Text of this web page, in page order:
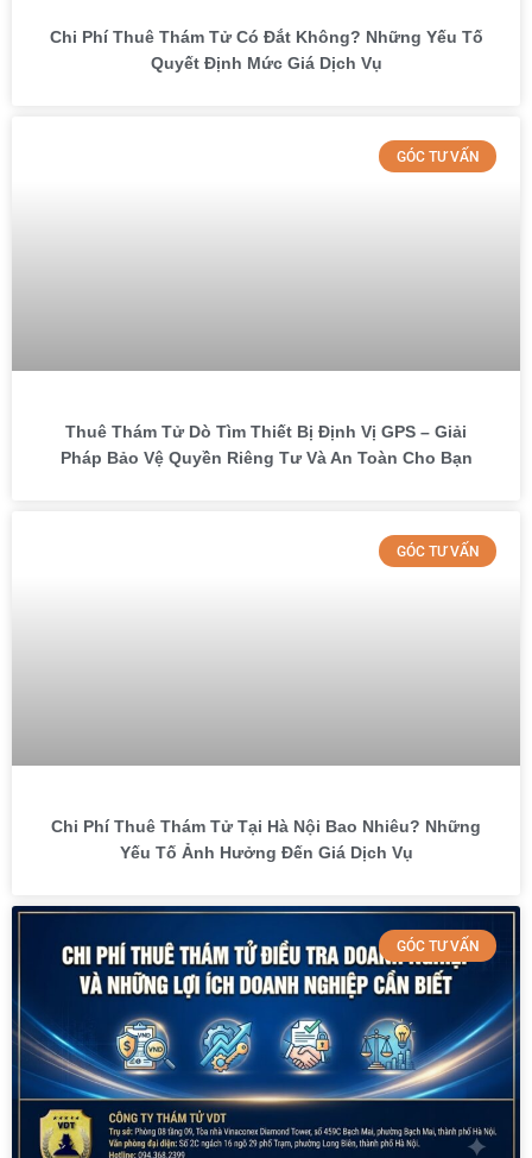
Chi Phí Thuê Thám Tử Có Đắt Không? Những Yếu Tố
Quyết Định Mức Giá Dịch Vụ
GÓC TƯ VẤN
Thuê Thám Tử Dò Tìm Thiết Bị Định Vị GPS – Giải
Pháp Bảo Vệ Quyền Riêng Tư Và An Toàn Cho Bạn
GÓC TƯ VẤN
Chi Phí Thuê Thám Tử Tại Hà Nội Bao Nhiêu? Những
Yếu Tố Ảnh Hưởng Đến Giá Dịch Vụ
GÓC TƯ VẤN